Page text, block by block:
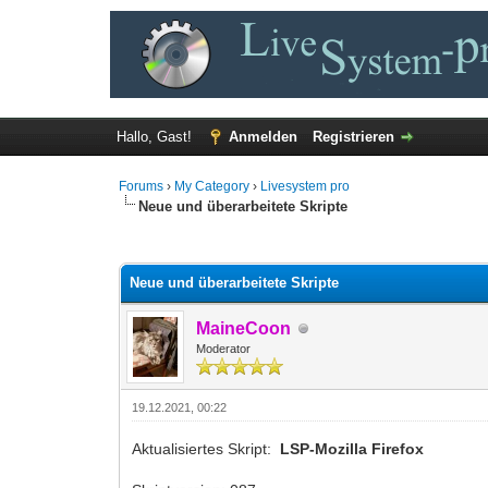
Hallo, Gast! Anmelden Registrieren
Forums › My Category › Livesystem pro
Neue und überarbeitete Skripte
Neue und überarbeitete Skripte
MaineCoon
Moderator
19.12.2021, 00:22
Aktualisiertes Skript: LSP-Mozilla Firefox